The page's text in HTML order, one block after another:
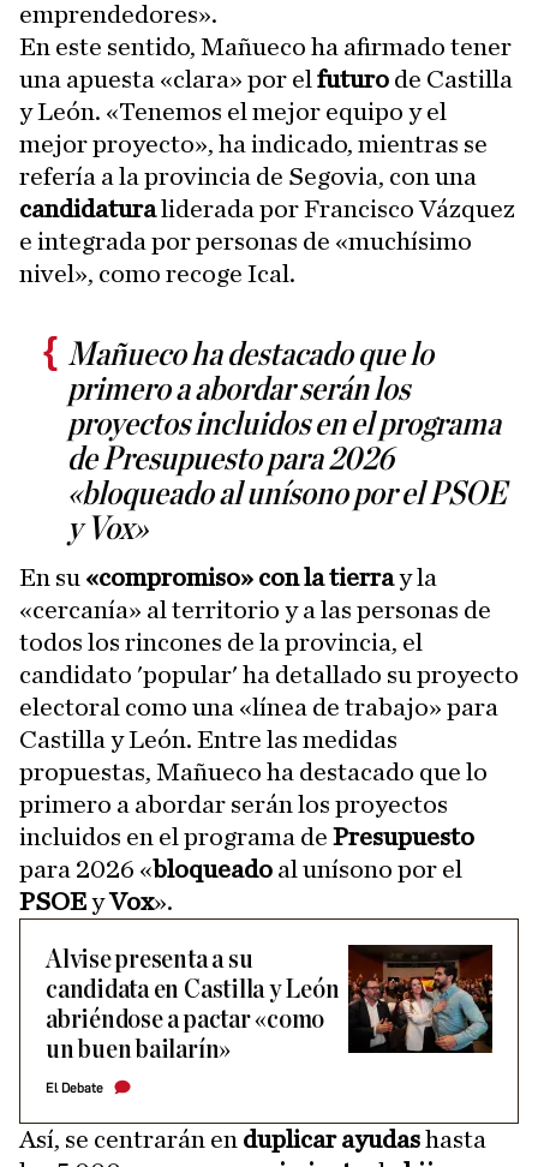
emprendedores».
En este sentido, Mañueco ha afirmado tener
una apuesta «clara» por el futuro de Castilla
y León. «Tenemos el mejor equipo y el
mejor proyecto», ha indicado, mientras se
refería a la provincia de Segovia, con una
candidaturaliderada por Francisco Vázquez
e integrada por personas de «muchísimo
nivel», como recoge Ical.
Mañueco ha destacado que lo
primero a abordar serán los
proyectos incluidos en el programa
de Presupuesto para 2026
«bloqueado al unísono por el PSOE
y Vox»
En su «compromiso» con la tierray la
«cercanía» al territorio y a las personas de
todos los rincones de la provincia, el
candidato 'popular' ha detallado su proyecto
electoral como una «línea de trabajo» para
Castilla y León. Entre las medidas
propuestas, Mañueco ha destacado que lo
primero a abordar serán los proyectos
incluidos en el programa de Presupuesto
para 2026 «bloqueado al unísono por el
PSOEyVox».
Alvise presenta a su
candidata en Castilla y León
abriéndose a pactar «como
un buen bailarín»
El Debate
Así, se centrarán en duplicar ayudashasta